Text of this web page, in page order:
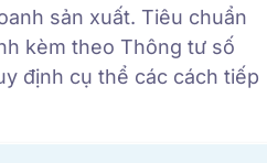
sản xuất. Tiêu chuẩn
kèm theo Thông tư số
định cụ thể các cách tiếp